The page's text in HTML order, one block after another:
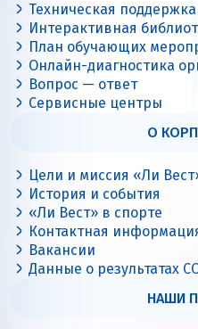
Техническая поддержка
Интерактивная
План обучающих
Онлайн-диагностика
Вопрос — ответ
Сервисные центры
О
Цели и миссия «Ли
История и события
«Ли Вест» в спорте
Контактная
Вакансии
Данные о результатах
НАШИ